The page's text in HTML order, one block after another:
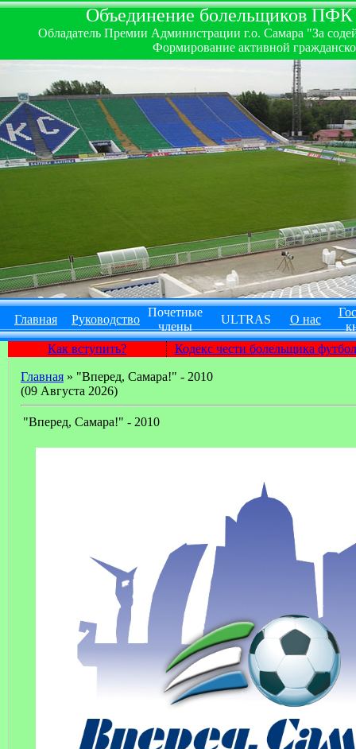
Объединение болельщиков
Обладатель Премии Администрации г.о. Самара "За
Формирование активной
Главная Руководство
Почетные
члены
ULTRAS О нас
Как вступить?
Кодекс чести болельщика
Главная » "Вперед, Самара!" - 2010
(09 Августа 2026)
"Вперед, Самара!" - 2010